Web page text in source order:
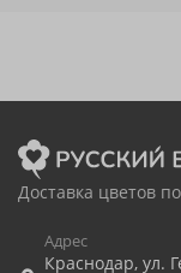
Доставка цветов
Адрес
Краснодар, ул.